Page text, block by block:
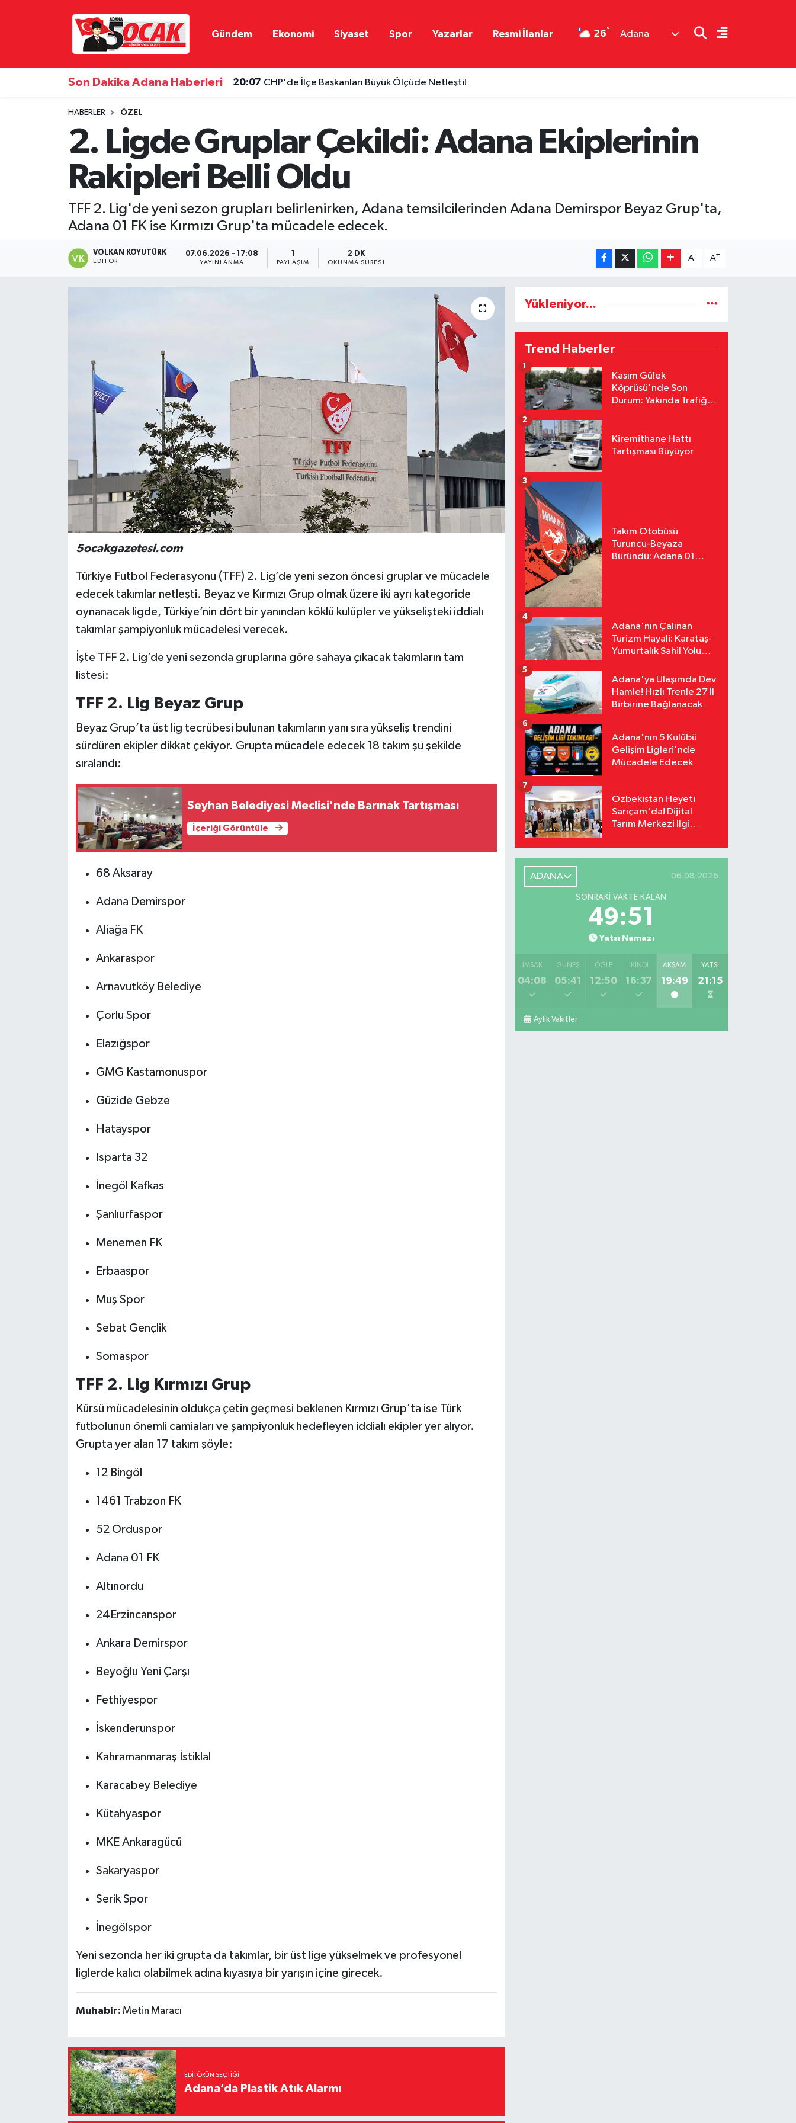
Gündem Ekonomi Siyaset Spor Yazarlar Resmi İlanlar 26° Adana
Son Dakika Adana Haberleri 20:07 CHP'de İlçe Başkanları Büyük Ölçüde Netleşti!
HABERLER ÖZEL
2. Ligde Gruplar Çekildi: Adana Ekiplerinin
Rakipleri Belli Oldu
TFF 2. Lig'de yeni sezon grupları belirlenirken, Adana temsilcilerinden Adana Demirspor Beyaz Grup'ta,
Adana 01 FK ise Kırmızı Grup'ta mücadele edecek.
VOLKAN KOYUTÜRK
EDITÖR
07.06.2026 - 17:08
YAYINLANMA PAYLAŞIM
2 DK
OKUNMA SÜRESI
A- A+
5ocakgazetesi.com
Türkiye Futbol Federasyonu (TFF) 2. Lig’de yeni sezon öncesi gruplar ve mücadele
edecek takımlar netleşti. Beyaz ve Kırmızı Grup olmak üzere iki ayrı kategoride
oynanacak ligde, Türkiye’nin dört bir yanından köklü kulüpler ve yükselişteki iddialı
takımlar şampiyonluk mücadelesi verecek.
İşte TFF 2. Lig’de yeni sezonda gruplarına göre sahaya çıkacak takımların tam
listesi:
TFF 2. Lig Beyaz Grup
Beyaz Grup’ta üst lig tecrübesi bulunan takımların yanı sıra yükseliş trendini
sürdüren ekipler dikkat çekiyor. Grupta mücadele edecek 18 takım şu şekilde
sıralandı:
Seyhan Belediyesi Meclisi'nde Barınak Tartışması
İçeriği Görüntüle
68 Aksaray
Adana Demirspor
Aliağa FK
Ankaraspor
Arnavutköy Belediye
Çorlu Spor
Elazığspor
GMG Kastamonuspor
Güzide Gebze
Hatayspor
Isparta 32
İnegöl Kafkas
Şanlıurfaspor
Menemen FK
Erbaaspor
Muş Spor
Sebat Gençlik
Somaspor
TFF 2. Lig Kırmızı Grup
Kürsü mücadelesinin oldukça çetin geçmesi beklenen Kırmızı Grup’ta ise Türk
futbolunun önemli camiaları ve şampiyonluk hedefleyen iddialı ekipler yer alıyor.
Grupta yer alan 17 takım şöyle:
12 Bingöl
1461 Trabzon FK
52 Orduspor
Adana 01 FK
Altınordu
24Erzincanspor
Ankara Demirspor
Beyoğlu Yeni Çarşı
Fethiyespor
İskenderunspor
Kahramanmaraş İstiklal
Karacabey Belediye
Kütahyaspor
MKE Ankaragücü
Sakaryaspor
Serik Spor
İnegölspor
Yeni sezonda her iki grupta da takımlar, bir üst lige yükselmek ve profesyonel
liglerde kalıcı olabilmek adına kıyasıya bir yarışın içine girecek.
Muhabir: Metin Maracı
EDITÖRÜN SEÇTIĞI
Adana’da Plastik Atık Alarmı
Yükleniyor...
Trend Haberler
Kasım Gülek
Köprüsü'nde Son
Durum: Yakında Trafiğe
1
Kiremithane Hattı
Tartışması Büyüyor
2
Takım Otobüsü
Turuncu-Beyaza
Büründü: Adana 01
3
Adana'nın Çalınan
Turizm Hayali: Karataş-
Yumurtalık Sahil Yolu
4
Adana'ya Ulaşımda Dev
Hamle! Hızlı Trenle 27 İl
Birbirine Bağlanacak
5
Adana'nın 5 Kulübü
Gelişim Ligleri'nde
Mücadele Edecek
6
Özbekistan Heyeti
Sarıçam'da! Dijital
Tarım Merkezi İlgi
7
ADANA 06.08.2026
SONRAKI VAKTE KALAN
49:50
Yatsı Namazı
İMSAK
04:08
GÜNEŞ
05:41
ÖĞLE
12:50
İKINDI
16:37
AKŞAM
19:49
YATSI
21:15
Aylık Vakitler
Gündem
Haber Reklam
Magazin
Yerel Yönetimler
Hava Durumu
Tüm Manşetler
Son Dakika Haberleri